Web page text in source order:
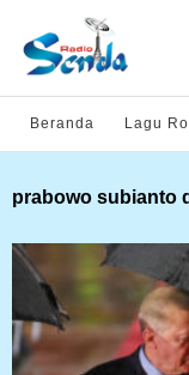
Beranda Lagu
prabowo subianto